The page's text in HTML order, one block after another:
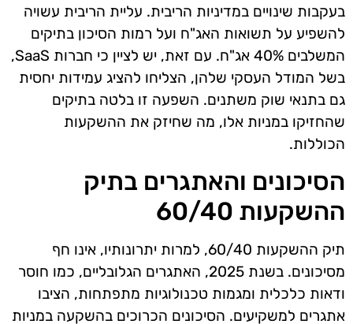
בעקבות שינויים במדיניות הריבית. עליית הריבית עשויה
להשפיע על תשואות האג"ח ועל רמות הסיכון בתיקים
המשלבים 40% אג"ח. עם זאת, יש לציין כי חברות SaaS,
בשל המודל העסקי שלהן, הצליחו להציג עמידות יחסית
גם בתנאי שוק משתנים. השפעה זו בלטה בתיקים
שהחזיקו במניות אלו, מה שחיזק את ההשקעות
הכוללות.
הסיכונים והאתגרים בתיק
ההשקעות 60/40
תיק ההשקעות 60/40, למרות יתרונותיו, אינו חף
מסיכונים. בשנת 2025, האתגרים הגלובליים, כמו חוסר
ודאות כלכלית ומגמות טכנולוגיות מתפתחות, הציבו
אתגרים למשקיעים. הסיכונים הכרוכים בהשקעה במניות